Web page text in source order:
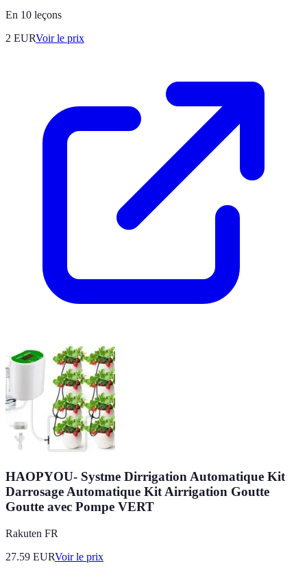
En 10 leçons
2 EURVoir le prix
HAOPYOU- Systme Dirrigation Automatique Kit
Darrosage Automatique Kit Airrigation Goutte
Goutte avec Pompe VERT
Rakuten FR
27.59 EURVoir le prix